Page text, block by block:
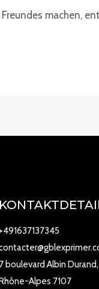
machen,
+491637137345
7 boulevard Albin
Alpes 7107